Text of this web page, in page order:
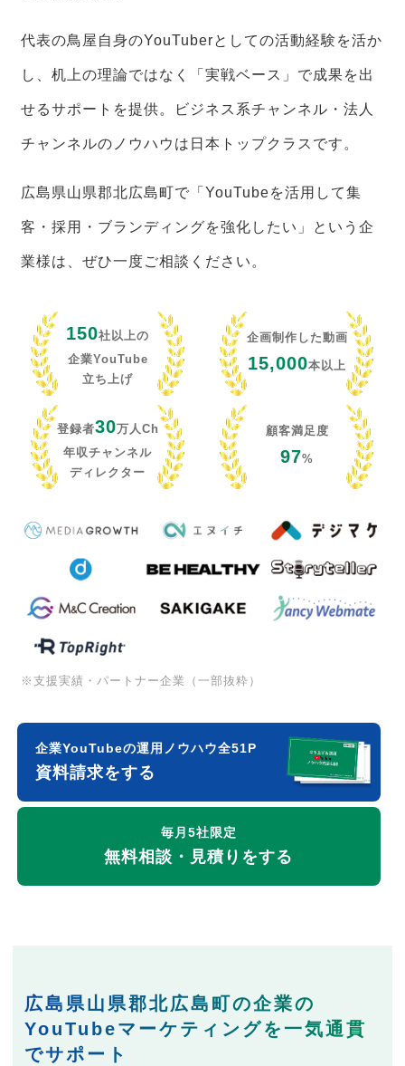
代表の鳥屋自身のYouTuberとしての活動経験を活か
し、机上の理論ではなく「実戦ベース」で成果を出
せるサポートを提供。ビジネス系チャンネル・法人
チャンネルのノウハウは日本トップクラスです。
広島県山県郡北広島町で「YouTubeを活用して集
客・採用・ブランディングを強化したい」という企
業様は、ぜひ一度ご相談ください。
150社以上の
企業YouTube
立ち上げ
企画制作した動画
15,000本以上
登録者30万人Ch
年収チャンネル
ディレクター
顧客満足度
97%
※支援実績・パートナー企業（一部抜粋）
企業YouTubeの運用ノウハウ全51P
資料請求をする
毎月5社限定
無料相談・見積りをする
広島県山県郡北広島町の企業の
YouTubeマーケティングを一気通貫
でサポート